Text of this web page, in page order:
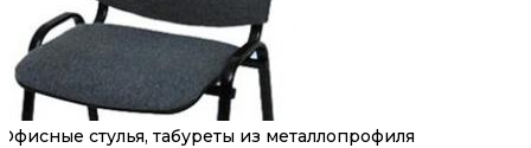
Офисные стулья, табуреты из металлопрофиля